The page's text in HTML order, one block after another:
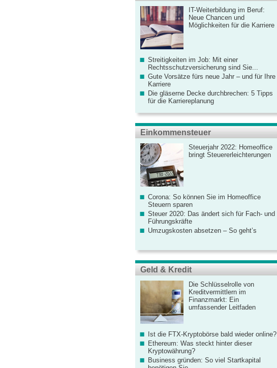
IT-Weiterbildung im Beruf:
Neue Chancen und
Möglichkeiten für die Karriere
Streitigkeiten im Job: Mit einer
Rechtsschutzversicherung sind Sie...
Gute Vorsätze fürs neue Jahr – und für Ihre
Karriere
Die gläserne Decke durchbrechen: 5 Tipps
für die Karriereplanung
Einkommensteuer
Steuerjahr 2022: Homeoffice
bringt Steuererleichterungen
Corona: So können Sie im Homeoffice
Steuern sparen
Steuer 2020: Das ändert sich für Fach- und
Führungskräfte
Umzugskosten absetzen – So geht’s
Geld & Kredit
Die Schlüsselrolle von
Kreditvermittlern im
Finanzmarkt: Ein
umfassender Leitfaden
Ist die FTX-Kryptobörse bald wieder online?
Ethereum: Was steckt hinter dieser
Kryptowährung?
Business gründen: So viel Startkapital